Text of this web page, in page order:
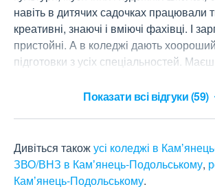
навіть в дитячих садочках працювали
креативні, знаючі і вміючі фахівці. І
пристойні. А в коледжі дають
підготовки з усіх спеціальностей.
Показати всі відгуки (59)
Дивіться такожусі коледжі в
ЗВО/ВНЗ в Камʼянець-Подольському,
Камʼянець-Подольському.